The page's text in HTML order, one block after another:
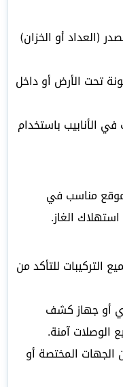
(العداد أو الخزان)
تحت الأرض أو داخل
الأنابيب باستخدام
موقع مناسب في
الغاز.
التركيبات للتأكد من
أو جهاز كشف
الوصلات آمنة.
الجهات المختصة أو